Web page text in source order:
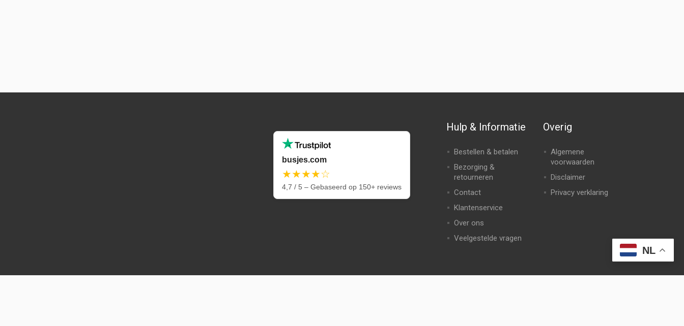
busjes.com
★★★★☆
4,7 / 5 – Gebaseerd op 150+ reviews
Hulp & Informatie
Bestellen & betalen
Bezorging &
retourneren
Contact
Klantenservice
Over ons
Veelgestelde vragen
Overig
Algemene
voorwaarden
Disclaimer
Privacy verklaring
NL